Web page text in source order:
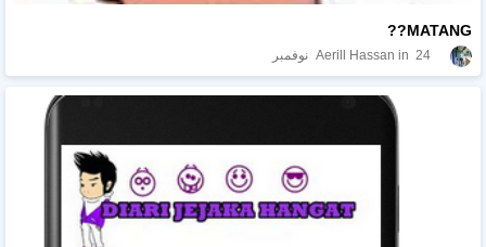
MATANG??
Aerill Hassan 24 نوفمبر